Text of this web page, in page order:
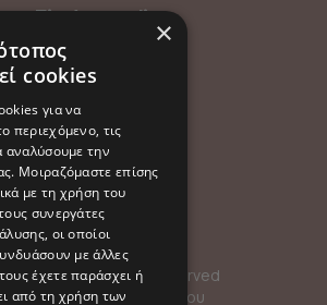
Find us online
| All rights reserved
Πολιτική Απορρήτου
×
cookies
για να
περιεχόμενο, τις
αναλύσουμε την
Μοιραζόμαστε επίσης
με τη χρήση του
συνεργάτες
οι οποίοι
με άλλες
έχετε παράσχει ή
από τη χρήση των